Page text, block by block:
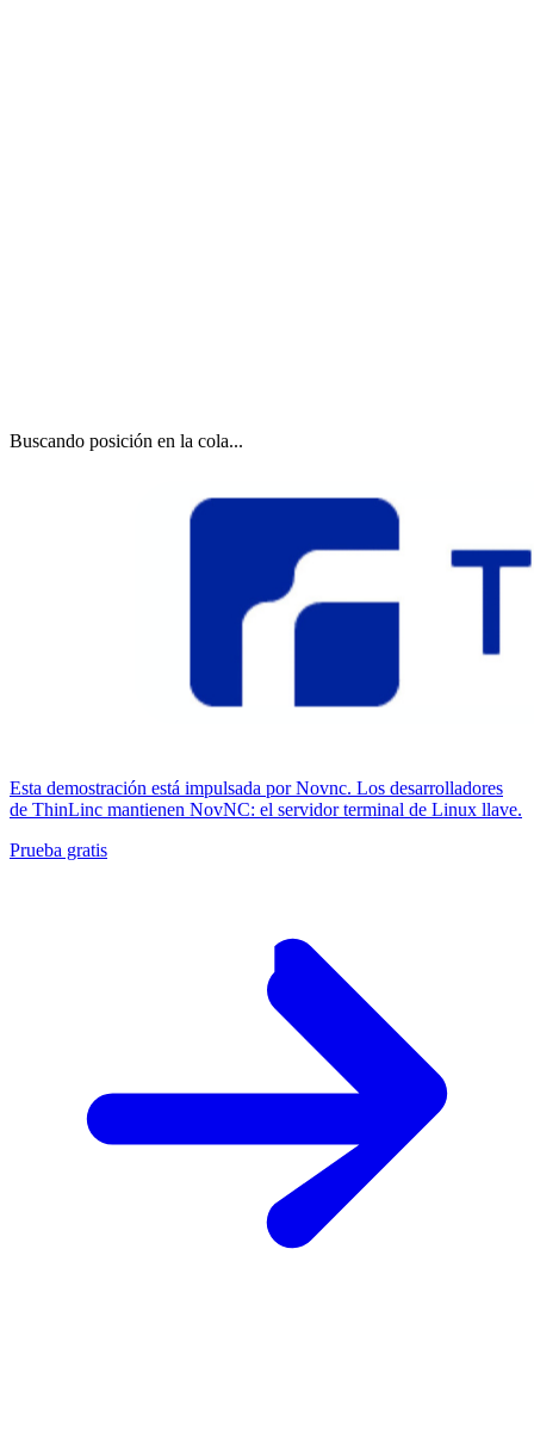
Buscando posición en la cola...
Esta demostración está impulsada por Novnc. Los desarrolladores
de ThinLinc mantienen NovNC: el servidor terminal de Linux llave.
Prueba gratis